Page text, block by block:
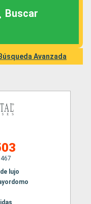
Buscar
Búsqueda Avanzada
lujo